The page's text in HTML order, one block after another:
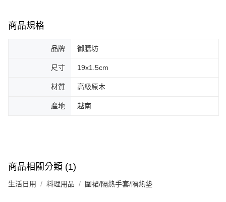
商品規格
品牌 御膳坊
尺寸 19x1.5cm
材質 高級原木
產地 越南
商品相關分類 (1)
生活日用 料理用品 圍裙/隔熱手套/隔熱墊